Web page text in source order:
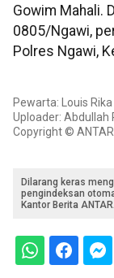
Gowim Mahali.
0805/Ngawi,
Polres Ngawi,
Pewarta: Louis
Uploader: Abdullah
Copyright ©
Dilarang keras
pengindeksan
Kantor Berita